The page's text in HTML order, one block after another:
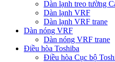
Dàn lạnh treo tường
Dàn lạnh VRF
Dàn lạnh VRF trane
Dàn nóng VRF
Dàn nóng VRF trane
Điều hòa Toshiba
Điều hòa Cục bộ